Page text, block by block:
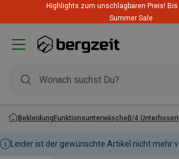
Highlights zum unschlagbaren Preis! Bis
Summer Sale
BekleidungFunktionsunterwäsche3/4 Unterhosen
Leider ist der gewünschte Artikel nicht mehr